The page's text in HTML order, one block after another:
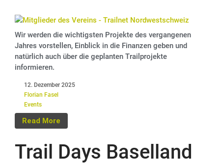
Wir werden die wichtigsten Projekte des vergangenen
Jahres vorstellen, Einblick in die Finanzen geben und
natürlich auch über die geplanten Trailprojekte
informieren.
12. Dezember 2025
Florian Fasel
Events
Read More
Trail Days Baselland